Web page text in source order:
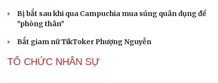
Vì sao các hãng từ bỏ pin tháo rời trên điện thoại?
Microsoft tăng tốc đầu tư hạ tầng AI tại Ấn Độ
Trung Quốc đưa vào hoạt động cơ sở điện toán AI lớn
nhất thế giới